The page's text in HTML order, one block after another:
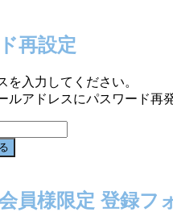
再設定
を入力してください。
ルアドレスにパスワード再
員様限定 登録フ